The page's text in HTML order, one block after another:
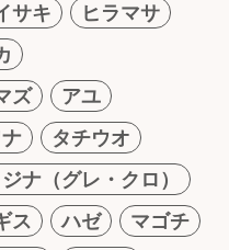
サキ
ヒラマサ
ズ
アユ
タチウオ
ナ（グレ・クロ）
ス ハゼ
マゴチ